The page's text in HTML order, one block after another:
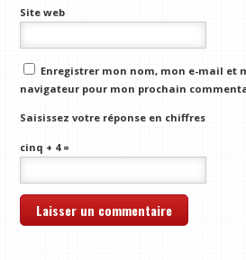
Site web
Enregistrer mon nom, mon e-mail et
navigateur pour mon prochain
Saisissez votre réponse en chiffres
cinq + 4 =